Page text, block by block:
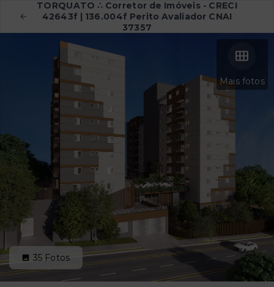
TORQUATO ∴ Corretor de Imóveis - CRECI
42643f | 136.004f Perito Avaliador CNAI
37357
Mais fotos
35 Fotos